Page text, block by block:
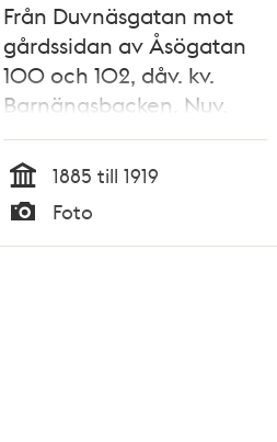
Från Duvnäsgatan mot
gårdssidan av Åsögatan
100 och 102, dåv. kv.
Barnängsbacken. Nuv.
Åsögatan 200, kv.
Lampan
Tid
1885 till 1919
Typ
Foto